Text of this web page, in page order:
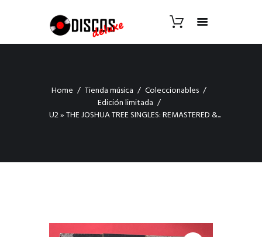
Home Tienda música
Coleccionables
Edición limitada
U2 » THE JOSHUA TREE SINGLES: REMASTERED &...